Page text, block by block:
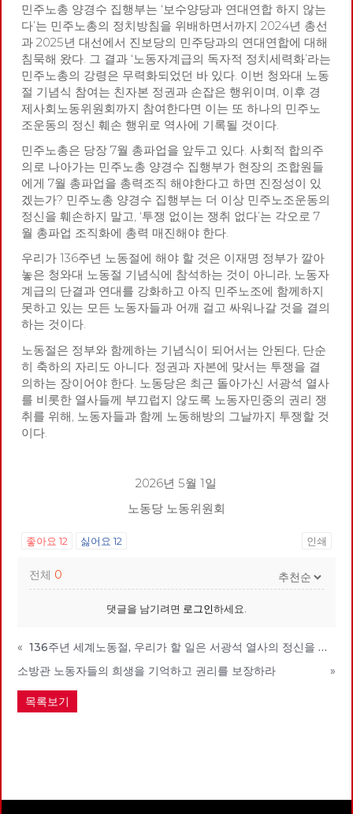
민주노총 양경수 집행부는 ‘보수양당과 연대연합 하지 않는
다’는 민주노총의 정치방침을 위배하면서까지 2024년 총선
과 2025년 대선에서 진보당의 민주당과의 연대연합에 대해
침묵해 왔다. 그 결과 ‘노동자계급의 독자적 정치세력화’라는
민주노총의 강령은 무력화되었던 바 있다. 이번 청와대 노동
절 기념식 참여는 친자본 정권과 손잡은 행위이며, 이후 경
제사회노동위원회까지 참여한다면 이는 또 하나의 민주노
조운동의 정신 훼손 행위로 역사에 기록될 것이다.
민주노총은 당장 7월 총파업을 앞두고 있다. 사회적 합의주
의로 나아가는 민주노총 양경수 집행부가 현장의 조합원들
에게 7월 총파업을 총력조직 해야한다고 하면 진정성이 있
겠는가? 민주노총 양경수 집행부는 더 이상 민주노조운동의
정신을 훼손하지 말고, ‘투쟁 없이는 쟁취 없다’는 각오로 7
월 총파업 조직화에 총력 매진해야 한다.
우리가 136주년 노동절에 해야 할 것은 이재명 정부가 깔아
놓은 청와대 노동절 기념식에 참석하는 것이 아니라, 노동자
계급의 단결과 연대를 강화하고 아직 민주노조에 함께하지
못하고 있는 모든 노동자들과 어깨 걸고 싸워나갈 것을 결의
하는 것이다.
노동절은 정부와 함께하는 기념식이 되어서는 안된다, 단순
히 축하의 자리도 아니다. 정권과 자본에 맞서는 투쟁을 결
의하는 장이어야 한다. 노동당은 최근 돌아가신 서광석 열사
를 비롯한 열사들께 부끄럽지 않도록 노동자민중의 권리 쟁
취를 위해, 노동자들과 함께 노동해방의 그날까지 투쟁할 것
이다.
2026년 5월 1일
노동당 노동위원회
좋아요 12 싫어요 12 인쇄
전체 0
댓글을 남기려면 로그인하세요.
«
136주년 세계노동절, 우리가 할 일은 서광석 열사의 정신을 계승하는 것이다.
소방관 노동자들의 희생을 기억하고 권리를 보장하라
»
목록보기